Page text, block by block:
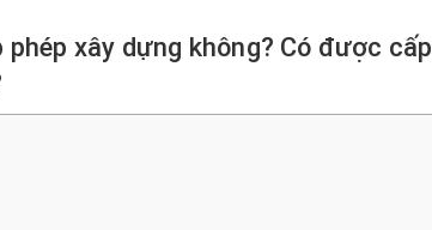
xây dựng không? Có được cấp